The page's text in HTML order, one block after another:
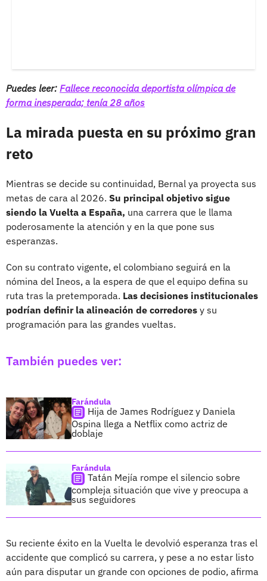
Puedes leer: Fallece reconocida deportista olímpica de
forma inesperada; tenía 28 años
La mirada puesta en su próximo gran
reto
Mientras se decide su continuidad, Bernal ya proyecta sus
metas de cara al 2026. Su principal objetivo sigue
siendo la Vuelta a España, una carrera que le llama
poderosamente la atención y en la que pone sus
esperanzas.
Con su contrato vigente, el colombiano seguirá en la
nómina del Ineos, a la espera de que el equipo defina su
ruta tras la pretemporada. Las decisiones institucionales
podrían definir la alineación de corredores y su
programación para las grandes vueltas.
También puedes ver:
Farándula
Hija de James Rodríguez y Daniela
Ospina llega a Netflix como actriz de
doblaje
Farándula
Tatán Mejía rompe el silencio sobre
compleja situación que vive y preocupa a
sus seguidores
Su reciente éxito en la Vuelta le devolvió esperanza tras el
accidente que complicó su carrera, y pese a no estar listo
aún para disputar un grande con opciones de podio, afirma